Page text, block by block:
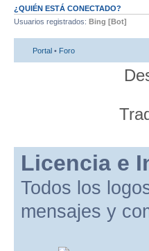
¿QUIÉN ESTÁ CONECTADO?
Usuarios registrados: Bing [Bot]
Portal • Foro
Licencia e
Todos los
mensajes y